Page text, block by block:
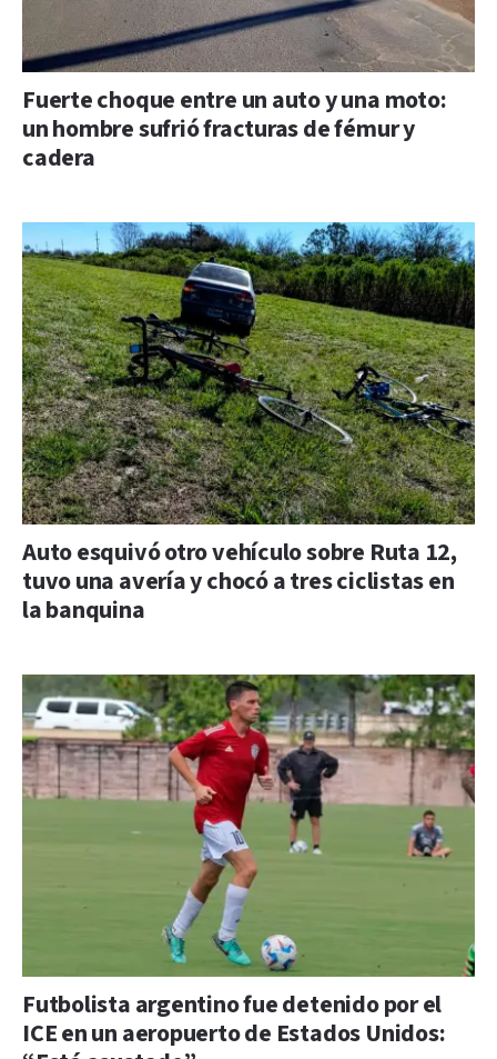
Fuerte choque entre un auto y una moto:
un hombre sufrió fracturas de fémur y
cadera
Auto esquivó otro vehículo sobre Ruta 12,
tuvo una avería y chocó a tres ciclistas en
la banquina
Futbolista argentino fue detenido por el
ICE en un aeropuerto de Estados Unidos: